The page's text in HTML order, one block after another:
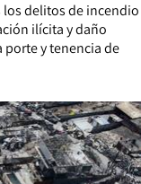
los delitos de incendio
ilícita y daño
y tenencia de